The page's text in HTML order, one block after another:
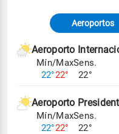
Fonte: dados
meteorológicas e
de Tempo e
Para obter mais
Aeroportos
Aeroporto
Mín/Max
22°22°
Sens.
22°
Aeroporto
Mín/Max
22°22°
Sens.
22°